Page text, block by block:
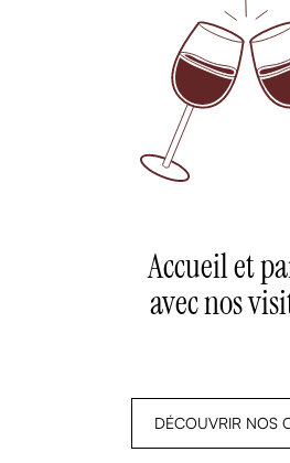
Accueil et
avec nos
DÉCOUVRIR NOS